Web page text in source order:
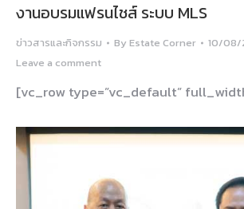
งานอบรมแฟรนไชส์ ระบบ MLS
ข่าวสารและกิจกรรม By Estate Corner
10/08/
Leave a comment
[vc_row type=”vc_default”